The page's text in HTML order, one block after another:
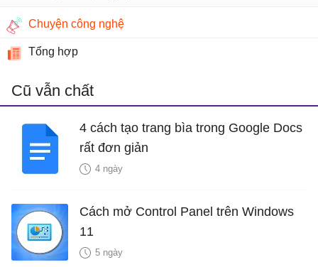
Chuyện công nghệ
Tổng hợp
Cũ vẫn chất
4 cách tạo trang bìa trong Google Docs
rất đơn giản
4 ngày
Cách mở Control Panel trên Windows
11
5 ngày